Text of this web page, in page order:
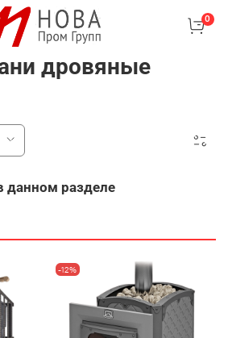
0
дровяные
данном разделе
-12%